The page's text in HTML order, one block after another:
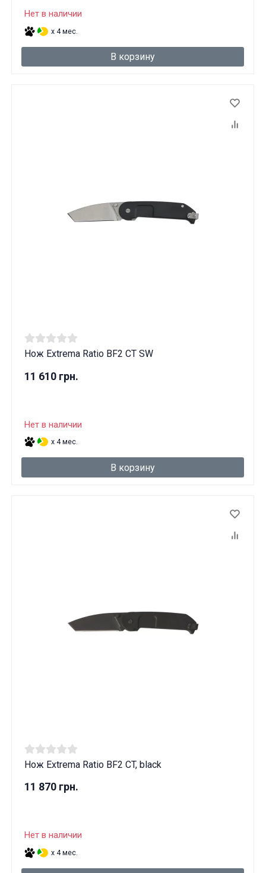
Нет в наличии
x 4 мес.
В корзину
Нож Extrema Ratio BF2 CT SW
11 610 грн.
Нет в наличии
x 4 мес.
В корзину
Нож Extrema Ratio BF2 CT, black
11 870 грн.
Нет в наличии
x 4 мес.
Данные товары продаются лицам,